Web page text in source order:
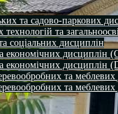
та садово-паркових
та
соціальних дисциплін
економічних дисциплін
економічних дисциплін
та
та